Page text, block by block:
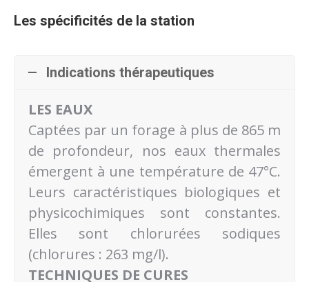
Les spécificités de la station
Indications thérapeutiques
LES EAUX
Captées par un forage à plus de 865 m
de profondeur, nos eaux thermales
émergent à une température de 47°C.
Leurs caractéristiques biologiques et
physicochimiques sont constantes.
Elles sont chlorurées sodiques
(chlorures : 263 mg/l).
TECHNIQUES DE CURES